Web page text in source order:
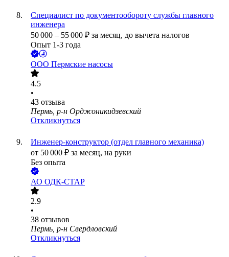
Специалист по документообороту службы главного
инженера
50 000 – 55 000 ₽ за месяц, до вычета налогов
Опыт 1-3 года
ООО Пермские насосы
4.5
•
43 отзыва
Пермь, р-н Орджоникидзевский
Откликнуться
Инженер-конструктор (отдел главного механика)
от 50 000 ₽ за месяц, на руки
Без опыта
АО ОДК-СТАР
2.9
•
38 отзывов
Пермь, р-н Свердловский
Откликнуться